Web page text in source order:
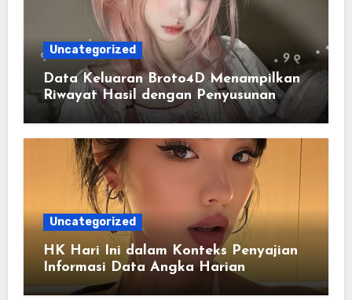
Uncategorized
Data Keluaran Broto4D Menampilkan
Riwayat Hasil dengan Penyusunan
yang Lebih Terstruktur
Uncategorized
HK Hari Ini dalam Konteks Penyajian
Informasi Data Angka Harian